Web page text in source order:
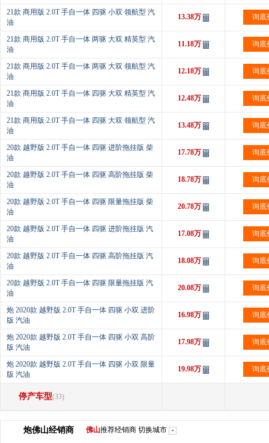
21款 商用版 2.0T 手自一体 四驱 小双 领航型 汽
油
13.38万 询底
21款 商用版 2.0T 手自一体 两驱 大双 精英型 汽
油
11.18万 询底
21款 商用版 2.0T 手自一体 两驱 大双 领航型 汽
油
12.18万 询底
21款 商用版 2.0T 手自一体 四驱 大双 精英型 汽
油
12.48万 询底
21款 商用版 2.0T 手自一体 四驱 大双 领航型 汽
油
13.48万 询底
20款 越野版 2.0T 手自一体 四驱 进阶拖挂版 柴
油
17.78万 询底
20款 越野版 2.0T 手自一体 四驱 高阶拖挂版 柴
油
18.78万 询底
20款 越野版 2.0T 手自一体 四驱 限量拖挂版 柴
油
20.78万 询底
20款 越野版 2.0T 手自一体 四驱 进阶拖挂版 汽
油
17.08万 询底
20款 越野版 2.0T 手自一体 四驱 高阶拖挂版 汽
油
18.08万 询底
20款 越野版 2.0T 手自一体 四驱 限量拖挂版 汽
油
20.08万 询底
炮 2020款 越野版 2.0T 手自一体 四驱 小双 进阶
版 汽油
16.98万 询底
炮 2020款 越野版 2.0T 手自一体 四驱 小双 高阶
版 汽油
17.98万 询底
炮 2020款 越野版 2.0T 手自一体 四驱 小双 限量
版 汽油
19.98万 询底
停产车型(33)
炮佛山经销商 佛山推荐经销商 切换城市